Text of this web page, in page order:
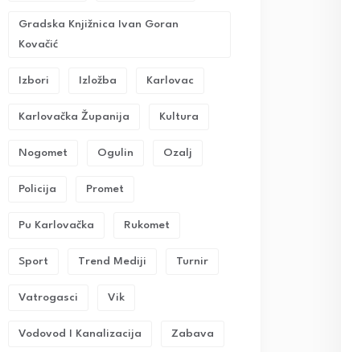
Gradska Knjižnica Ivan Goran
Kovačić
Izbori Izložba Karlovac
Karlovačka Županija Kultura
Nogomet Ogulin Ozalj
Policija Promet
Pu Karlovačka Rukomet
Sport Trend Mediji Turnir
Vatrogasci Vik
Vodovod I Kanalizacija Zabava